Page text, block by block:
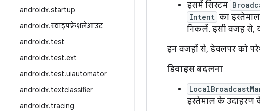
androidx.startup
androidx.स्वाइपफ़्रेशलेआउट
androidx.test
androidx.test.ext
androidx.test.uiautomator
androidx.textclassifier
androidx.tracing
इसमें सिस्टम
Intent का
निकलें. इसी वजह से,
इन वजहों से, डेवलपर को
डिवाइस बदलना
इस्तेमाल के उदाहरण